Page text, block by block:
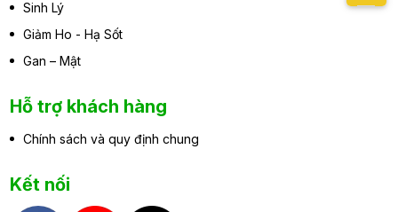
Sinh Lý
Giảm Ho - Hạ Sốt
Gan – Mật
Hỗ trợ khách hàng
Chính sách và quy định chung
Kết nối